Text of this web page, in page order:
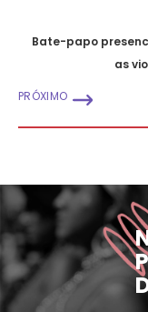
Bate-papo
as
PRÓXIMO